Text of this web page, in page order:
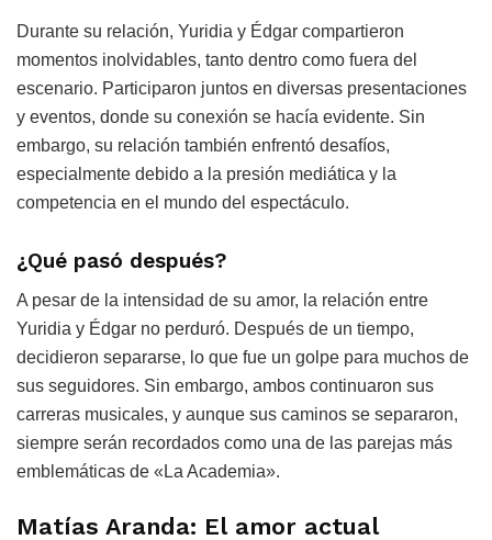
Durante su relación, Yuridia y Édgar compartieron
momentos inolvidables, tanto dentro como fuera del
escenario. Participaron juntos en diversas presentaciones
y eventos, donde su conexión se hacía evidente. Sin
embargo, su relación también enfrentó desafíos,
especialmente debido a la presión mediática y la
competencia en el mundo del espectáculo.
¿Qué pasó después?
A pesar de la intensidad de su amor, la relación entre
Yuridia y Édgar no perduró. Después de un tiempo,
decidieron separarse, lo que fue un golpe para muchos de
sus seguidores. Sin embargo, ambos continuaron sus
carreras musicales, y aunque sus caminos se separaron,
siempre serán recordados como una de las parejas más
emblemáticas de «La Academia».
Matías Aranda: El amor actual